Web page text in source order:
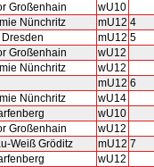
Großenhain wU10
Nünchritz mU12 4
mU12 5
Großenhain wU12
Nünchritz wU12
mU12 6
Nünchritz wU14
wU10
Großenhain wU12
Weiß Gröditz mU12 7
wU12